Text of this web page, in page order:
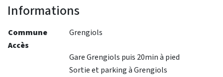
Informations
Commune
Grengiols
Accès
Gare Grengiols puis 20min à pied
Sortie et parking à Grengiols